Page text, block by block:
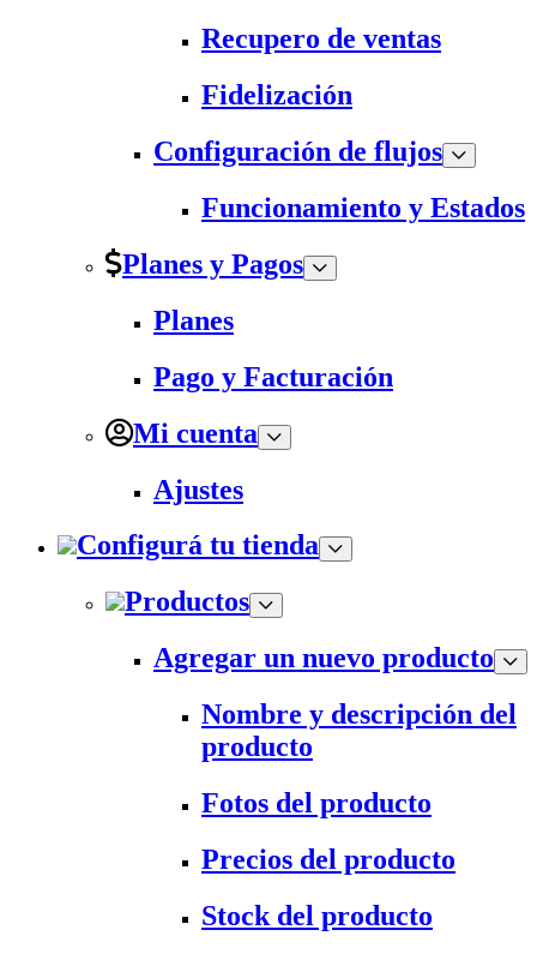
Recupero de ventas
Fidelización
Configuración de flujos
Funcionamiento y Estados
Planes y Pagos
Planes
Pago y Facturación
Mi cuenta
Ajustes
Configurá tu tienda
Productos
Agregar un nuevo producto
Nombre y descripción del
producto
Fotos del producto
Precios del producto
Stock del producto